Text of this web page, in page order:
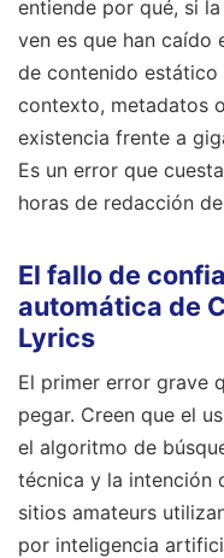
entiende por qué, si
ven es que han caído
de contenido
contexto, metadatos
existencia frente a
Es un error que
horas de redacción
El fallo de
automática de
Lyrics
El primer error grave
pegar. Creen que el
el algoritmo de
técnica y la intención
sitios amateurs
por inteligencia